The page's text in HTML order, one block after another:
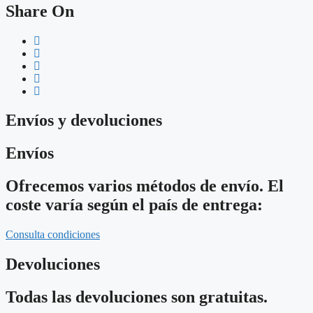
Share On
Envíos y devoluciones
Envíos
Ofrecemos varios métodos de envío. El
coste varía según el país de entrega:
Consulta condiciones
Devoluciones
Todas las devoluciones son gratuitas.